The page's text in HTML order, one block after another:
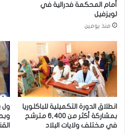
أمام المحكمة فدرالية في
لويزفيل
منذ يومين
انطلاق الدورة التكميلية للباكلوريا
بمشاركة أكثر من 6,400 مترشح
في مختلف ولايات البلاد
ول